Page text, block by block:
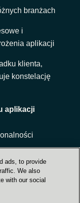
branżach
i
aplikacji
klienta,
konstelację
aplikacji
produktu
ads, to provide
We also
with our social